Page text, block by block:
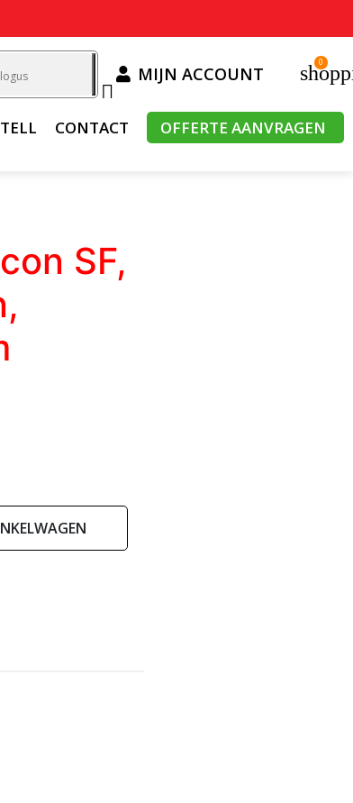

MIJN ACCOUNT
0
CONTACT OFFERTE AANVRAGEN
SF,